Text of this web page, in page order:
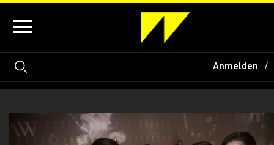
Anmelden